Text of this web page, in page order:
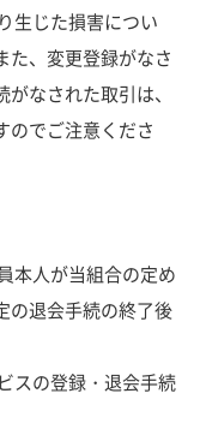
生じた損害につい
た、変更登録がなさ
なされた取引は、
のでご注意くださ
本人が当組合の定め
の退会手続の終了後
スの登録・退会手続